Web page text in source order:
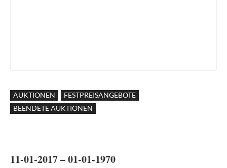
AUKTIONEN
FESTPREISANGEBOTE
BEENDETE AUKTIONEN
11-01-2017 – 01-01-1970